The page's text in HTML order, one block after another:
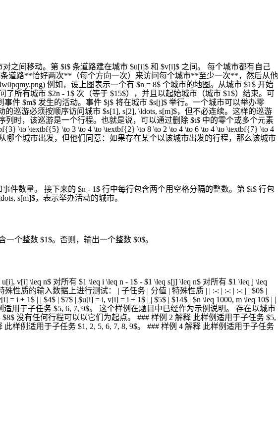
之间移动。第 $i$ 条道路建在城市 $u[i]$ 和 $v[i]$ 之间。 每个城市都有自己
道路**恰好两次**（每个方向一次）来访问每个城市**至少一次**，然后从他
例如，设上图表示一个有 $n = 8$ 个城市的地图。从城市 $1$ 开始
了所有城市 $2n - 1$ 次（等于 $15$），并且以起始城市（城市 $1$）结束。可
件 $m$ 发生的活动。事件 $j$ 将在城市 $s[j]$ 举行。一个城市可以举办零
巡游必须按顺序访问城市 $s[1], s[2], \ldots, s[m]$，但不必连续。这样的巡游
时，该巡游是一个行程。也就是说，可以通过删除 $t$ 中的零个或多个元素
\to \textbf{5} \to 3 \to 4 \to \textbf{2} \to 8 \to 2 \to 4 \to 6 \to 4 \to \textbf{7} \to 4
哪个城市出发，但他们同意：如果存在某个以该城市出发的行程，那么该城市
件数量。 接下来的 $n - 1$ 行中每行包含两个用空格分隔的整数。第 $i$ 行包
s[m]$，表示举办活动的城市。
个整数 $1$。否则，输出一个整数 $0$。
v[i] \leq n$ 对所有 $1 \leq i \leq n - 1$ - $1 \leq s[j] \leq n$ 对所有 $1 \leq j \leq
性质的输入数据上进行测试： | 子任务 | 分值 | 特殊性质 | | :-: | :-: | :-: | | $0$ |
= i + 1$ | | $4$ | $7$ | $u[i] = i, v[i] = i + 1$ | | $5$ | $14$ | $n \leq 1000, m \leq 10$ | |
例适用于子任务 $5, 6, 7, 9$。 这个样例在题目中已经作为示例说明。 存在以城市
没有任何行程可以以它们为起点。 ### 样例 2 解释 此样例适用于子任务 $5,
样例适用于子任务 $1, 2, 5, 6, 7, 8, 9$。 ### 样例 4 解释 此样例适用于子任务